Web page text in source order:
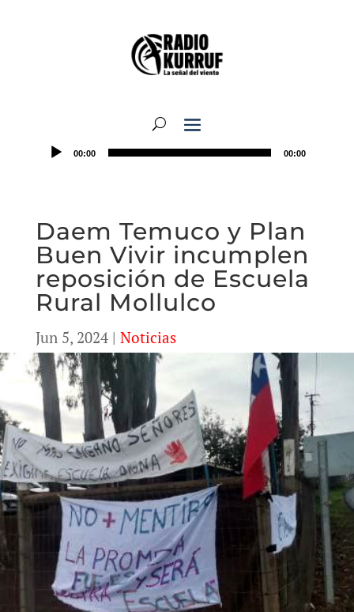
00:00 00:00
Daem Temuco y Plan
Buen Vivir incumplen
reposición de Escuela
Rural Mollulco
Jun 5, 2024| Noticias